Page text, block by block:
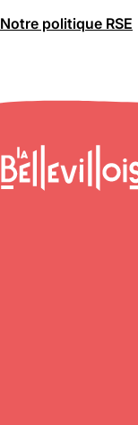
Notre politique RSE